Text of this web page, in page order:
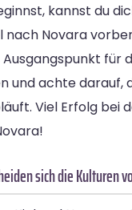
kannst du
nach Novara
Ausgangspunkt für
und achte darauf,
Viel Erfolg bei
sich die Kulturen